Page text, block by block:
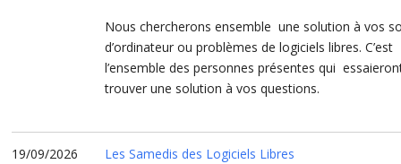
Nous chercherons ensemble une solution à vos
d’ordinateur ou problèmes de logiciels libres. C’est
l’ensemble des personnes présentes qui
trouver une solution à vos questions.
19/09/2026
Les Samedis des Logiciels Libres